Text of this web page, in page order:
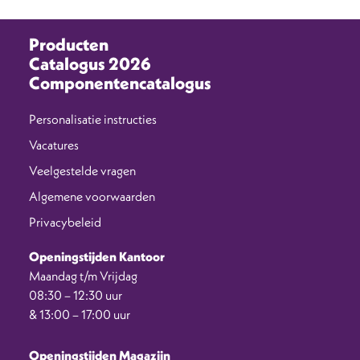
Producten
Catalogus 2026
Componentencatalogus
Personalisatie instructies
Vacatures
Veelgestelde vragen
Algemene voorwaarden
Privacybeleid
Openingstijden Kantoor
Maandag t/m Vrijdag
08:30 – 12:30 uur
& 13:00 – 17:00 uur
Openingstijden Magazijn